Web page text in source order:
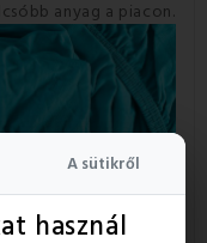
A sütikről
használ
anyag a piacon.